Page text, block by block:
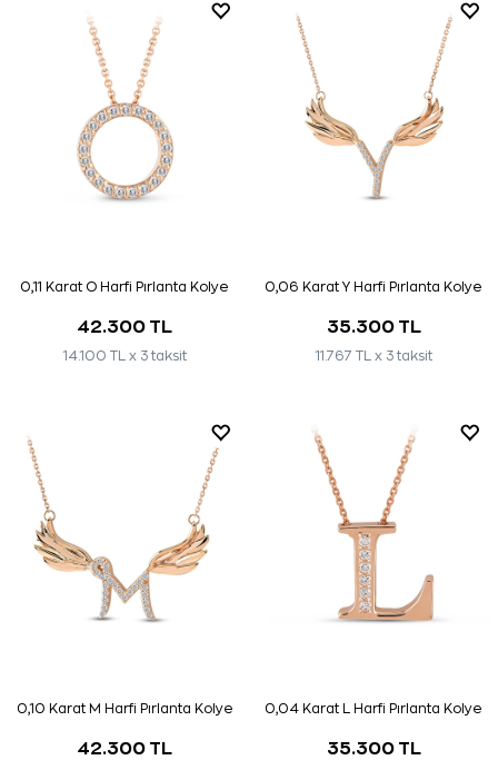
0,11 Karat O Harfi Pırlanta Kolye
42.300 TL
14.100 TL x 3 taksit
0,06 Karat Y Harfi Pırlanta Kolye
35.300 TL
11.767 TL x 3 taksit
0,10 Karat M Harfi Pırlanta Kolye
42.300 TL
0,04 Karat L Harfi Pırlanta Kolye
35.300 TL